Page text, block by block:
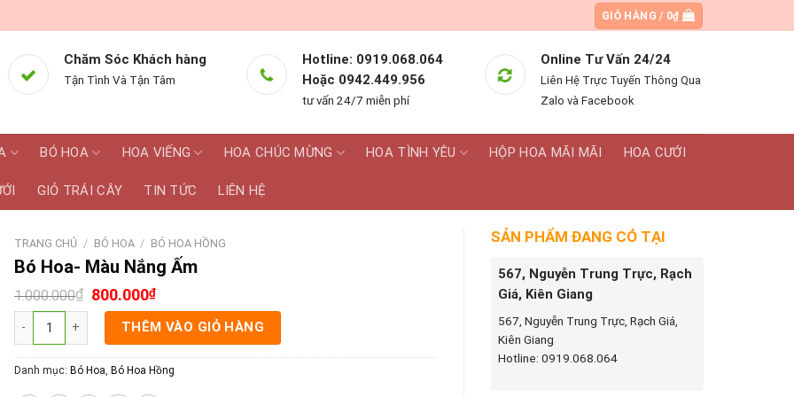
GIỎ HÀNG / 0₫
Chăm Sóc Khách hàng
Tận Tình Và Tận Tâm
Hotline: 0919.068.064
Hoặc 0942.449.956
tư vấn 24/7 miễn phí
Online Tư Vấn 24/24
Liên Hệ Trực Tuyến Thông Qua
Zalo và Facebook
BÓ HOA HOA VIẾNG HOA CHÚC MỪNG HOA TÌNH YÊU HỘP HOA MÃI MÃI HOA CƯỚI
GIỎ TRÁI CÂY TIN TỨC LIÊN HỆ
SẢN PHẨM ĐANG CÓ TẠI
567, Nguyễn Trung Trực, Rạch
Giá, Kiên Giang
567, Nguyễn Trung Trực, Rạch Giá,
Kiên Giang
Hotline: 0919.068.064
TRANG CHỦ / BÓ HOA / BÓ HOA HỒNG
Bó Hoa- Màu Nắng Ấm
1.000.000₫ 800.000₫
Bó Hoa- Màu Nắng Ấm số lượngTHÊM VÀO GIỎ HÀNG
Danh mục: Bó Hoa, Bó Hoa Hồng